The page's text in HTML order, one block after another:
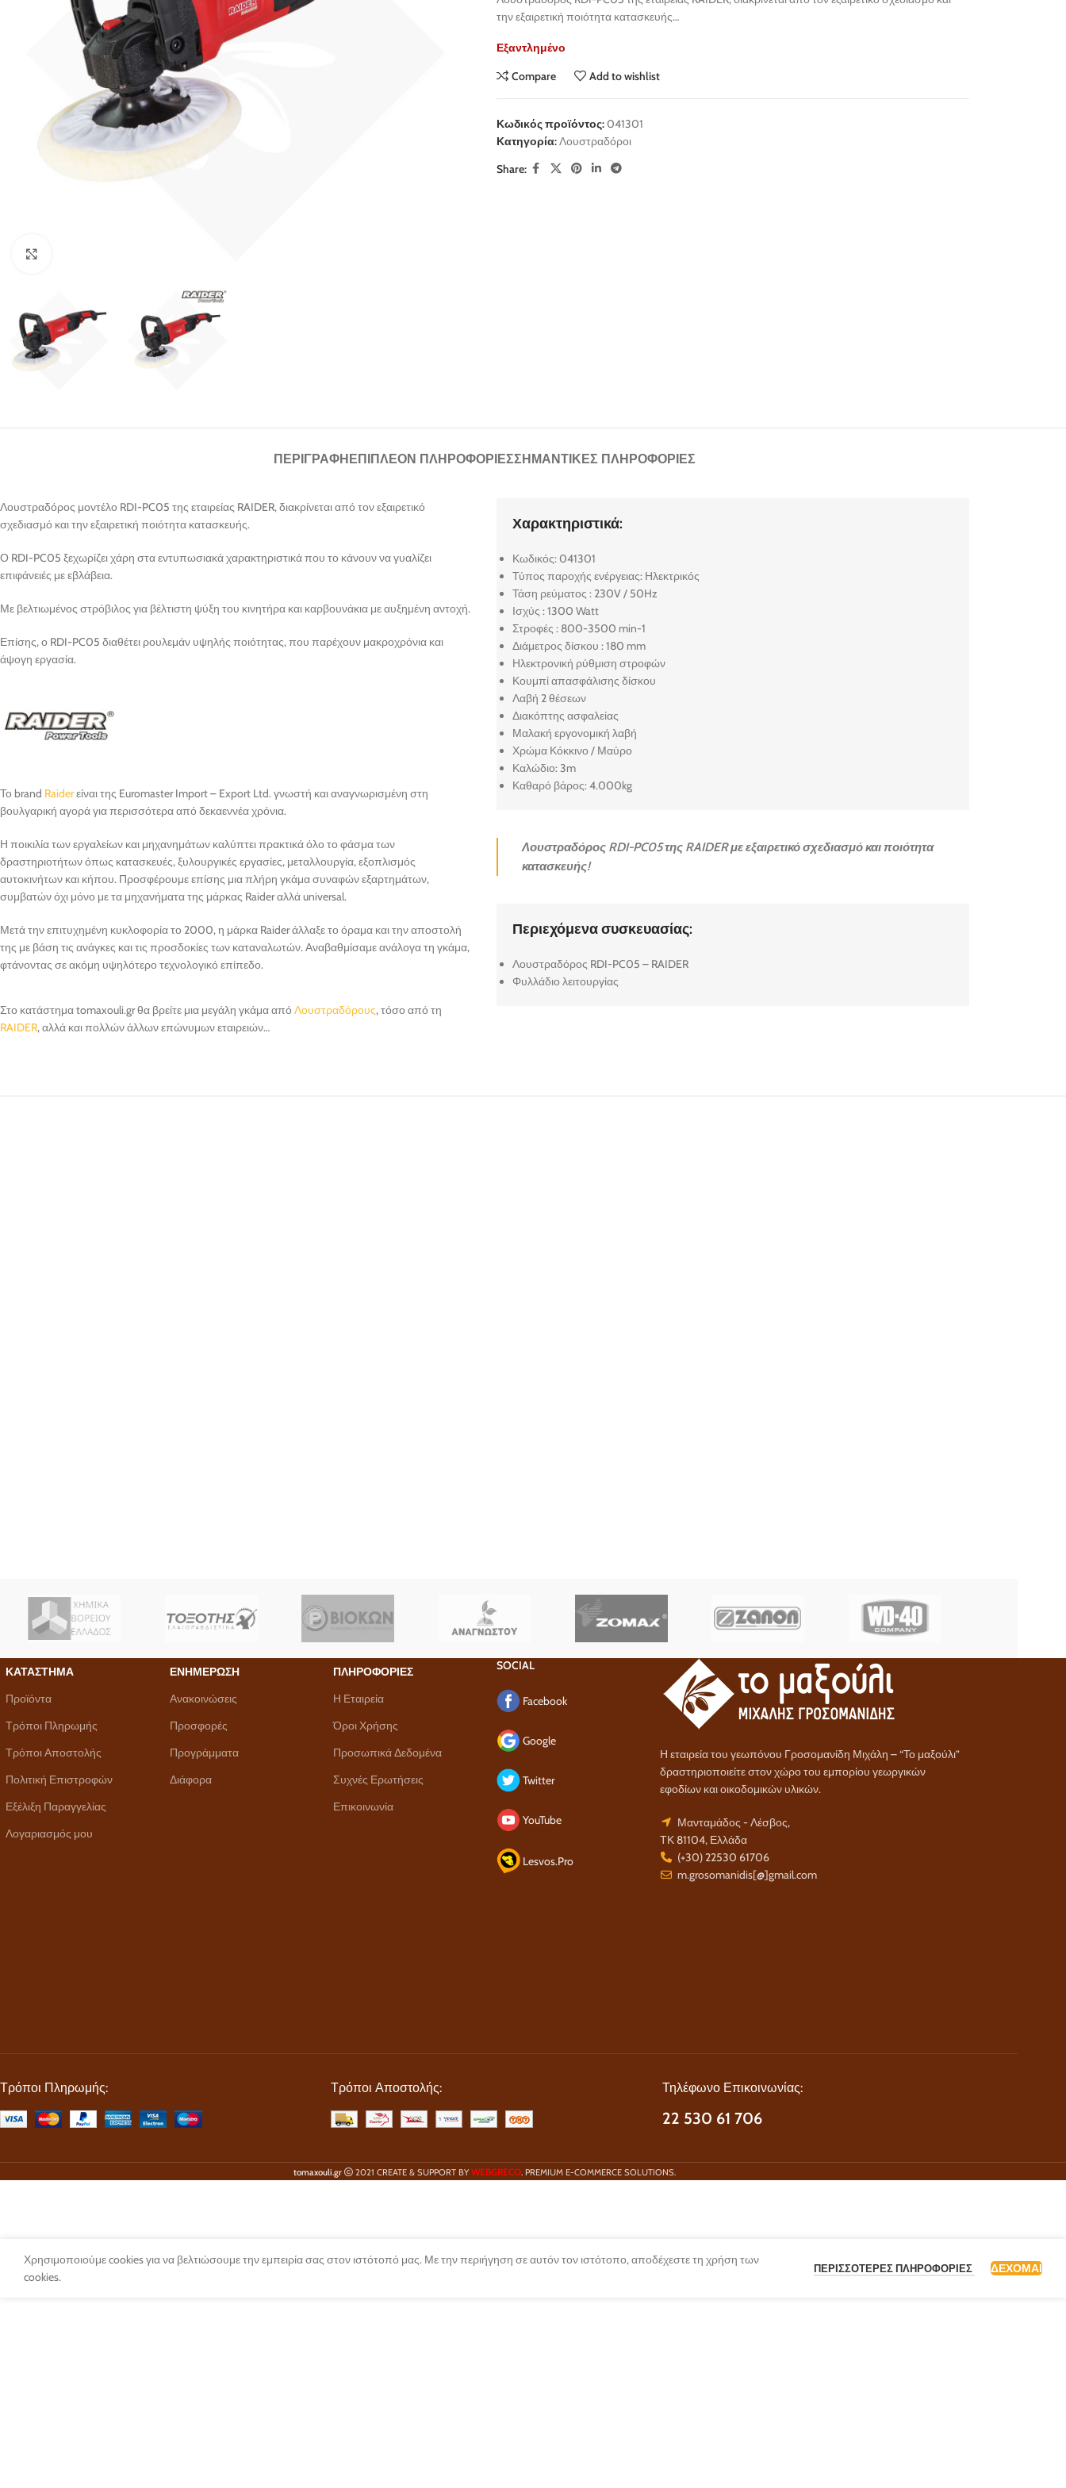
την εξαιρετική ποιότητα κατασκευής…
Εξαντλημένο
Compare
Add to wishlist
Κωδικός προϊόντος:041301
Κατηγορία:Λουστραδόροι
Share:
ΠΕΡΙΓΡΑΦΉΕΠΙΠΛΈΟΝ ΠΛΗΡΟΦΟΡΊΕΣΣΗΜΑΝΤΙΚΈΣ ΠΛΗΡΟΦΟΡΊΕΣ
Λουστραδόρος μοντέλο RDI-PC05 της εταιρείας RAIDER, διακρίνεται από τον εξαιρετικό
σχεδιασμό και την εξαιρετική ποιότητα κατασκευής.
Ο RDI-PC05 ξεχωρίζει χάρη στα εντυπωσιακά χαρακτηριστικά που το κάνουν να γυαλίζει
επιφάνειές με εβλάβεια.
Με βελτιωμένος στρόβιλος για βέλτιστη ψύξη του κινητήρα και καρβουνάκια με αυξημένη αντοχή.
Επίσης, ο RDI-PC05 διαθέτει ρουλεμάν υψηλής ποιότητας, που παρέχουν μακροχρόνια και
άψογη εργασία.
Το brand Raiderείναι της Euromaster Import – Export Ltd. γνωστή και αναγνωρισμένη στη
βουλγαρική αγορά για περισσότερα από δεκαεννέα χρόνια.
Η ποικιλία των εργαλείων και μηχανημάτων καλύπτει πρακτικά όλο το φάσμα των
δραστηριοτήτων όπως κατασκευές, ξυλουργικές εργασίες, μεταλλουργία, εξοπλισμός
αυτοκινήτων και κήπου. Προσφέρουμε επίσης μια πλήρη γκάμα συναφών εξαρτημάτων,
συμβατών όχι μόνο με τα μηχανήματα της μάρκας Raider αλλά universal.
Μετά την επιτυχημένη κυκλοφορία το 2000, η μάρκα Raider άλλαξε το όραμα και την αποστολή
της με βάση τις ανάγκες και τις προσδοκίες των καταναλωτών. Αναβαθμίσαμε ανάλογα τη γκάμα,
φτάνοντας σε ακόμη υψηλότερο τεχνολογικό επίπεδο.
Στο κατάστημα tomaxouli.gr θα βρείτε μια μεγάλη γκάμα από Λουστραδόρους, τόσο από τη
RAIDER, αλλά και πολλών άλλων επώνυμων εταιρειών…
Χαρακτηριστικά:
Κωδικός: 041301
Τύπος παροχής ενέργειας: Ηλεκτρικός
Τάση ρεύματος : 230V / 50Hz
Ισχύς : 1300 Watt
Στροφές : 800-3500 min-1
Διάμετρος δίσκου : 180 mm
Ηλεκτρονική ρύθμιση στροφών
Κουμπί απασφάλισης δίσκου
Λαβή 2 θέσεων
Διακόπτης ασφαλείας
Μαλακή εργονομική λαβή
Χρώμα Κόκκινο / Μαύρο
Καλώδιο: 3m
Καθαρό βάρος: 4.000kg
Λουστραδόρος RDI-PC05 της RAIDER με εξαιρετικό σχεδιασμό και ποιότητα
κατασκευής!
Περιεχόμενα συσκευασίας:
Λουστραδόρος RDI-PC05 – RAIDER
Φυλλάδιο λειτουργίας
ΚΑΤΑΣΤΗΜΑ
Προϊόντα
Τρόποι Πληρωμής
Τρόποι Αποστολής
Πολιτική Επιστροφών
Εξέλιξη Παραγγελίας
Λογαριασμός μου
ΕΝΗΜΕΡΩΣΗ
Ανακοινώσεις
Προσφορές
Προγράμματα
Διάφορα
ΠΛΗΡΟΦΟΡΙΕΣ
Η Εταιρεία
Όροι Χρήσης
Προσωπικά Δεδομένα
Συχνές Ερωτήσεις
Επικοινωνία
SOCIAL
Facebook
Google
Twitter
YouTube
Lesvos.Pro
Η εταιρεία του γεωπόνου Γροσομανίδη Μιχάλη – “Το μαξούλι”
δραστηριοποιείτε στον χώρο του εμπορίου γεωργικών
εφοδίων και οικοδομικών υλικών.
Μανταμάδος - Λέσβος,
ΤΚ 81104, Ελλάδα
(+30) 22530 61706
m.grosomanidis[@]gmail.com
Τρόποι Πληρωμής: Τρόποι Αποστολής: Τηλέφωνο Επικοινωνίας:
22 530 61 706
tomaxouli.gr 2021 CREATE & SUPPORT BYWEBGRECO. PREMIUM E-COMMERCE SOLUTIONS.
Χρησιμοποιούμε cookies για να βελτιώσουμε την εμπειρία σας στον ιστότοπό μας. Με την περιήγηση σε αυτόν τον ιστότοπο, αποδέχεστε τη χρήση των
cookies.
ΠΕΡΙΣΣΌΤΕΡΕΣ ΠΛΗΡΟΦΟΡΊΕΣ ΔΈΧΟΜΑΙ